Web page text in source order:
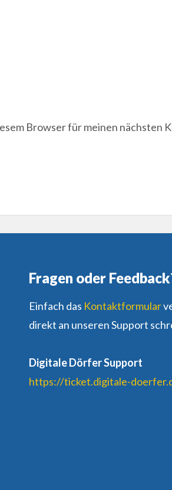
Browser für meinen nächsten
Fragen oder
Einfach das Kontaktformular
direkt an unseren Support
Digitale Dörfer Support
https://ticket.digitale-